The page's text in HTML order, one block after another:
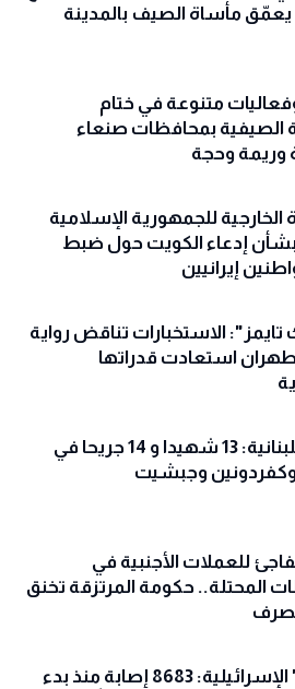
يعمّق مأساة الصيف بالمدينة
متنوعة في ختام
الصيفية بمحافظات صنعاء
وريمة وحجة
الخارجية للجمهورية الإسلامية
بشأن إدعاء الكويت حول ضبط
إيرانيين
تايمز": الاستخبارات تناقض رواية
استعادت قدراتها
الصحة اللبنانية: 13 شهيدا و 14 جريحا في
وكفردونين وجبشيت
للعملات الأجنبية في
المحتلة.. حكومة المرتزقة تخنق
"الصحة" الإسرائيلية: 8683 إصابة منذ بدء